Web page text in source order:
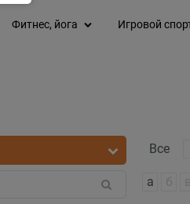
Фитнес, йога Игровой
Все
а